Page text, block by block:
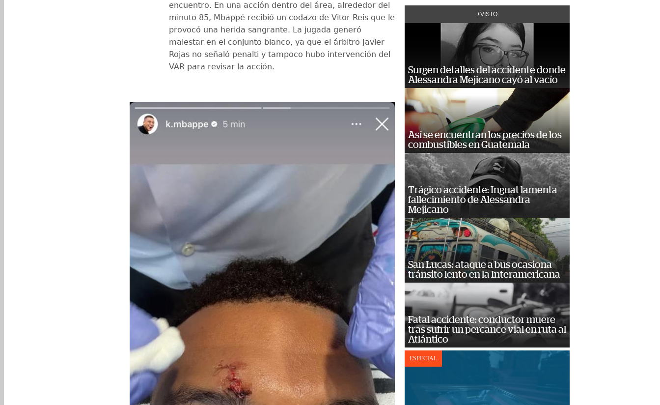
encuentro. En una acción dentro del área, alrededor del
minuto 85, Mbappé recibió un codazo de Vitor Reis que le
provocó una herida sangrante. La jugada generó
malestar en el conjunto blanco, ya que el árbitro Javier
Rojas no señaló penalti y tampoco hubo intervención del
VAR para revisar la acción.
+VISTO
Surgen detalles del accidente donde
Alessandra Mejicano cayó al vacío
Así se encuentran los precios de los
combustibles en Guatemala
Trágico accidente: Inguat lamenta
fallecimiento de Alessandra
Mejicano
San Lucas: ataque a bus ocasiona
tránsito lento en la Interamericana
Fatal accidente: conductor muere
tras sufrir un percance vial en ruta al
Atlántico
ESPECIAL